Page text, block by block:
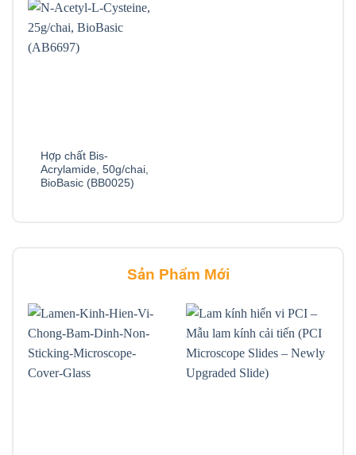
Hợp chất Bis-
Acrylamide, 50g/chai,
BioBasic (BB0025)
Sản Phẩm Mới